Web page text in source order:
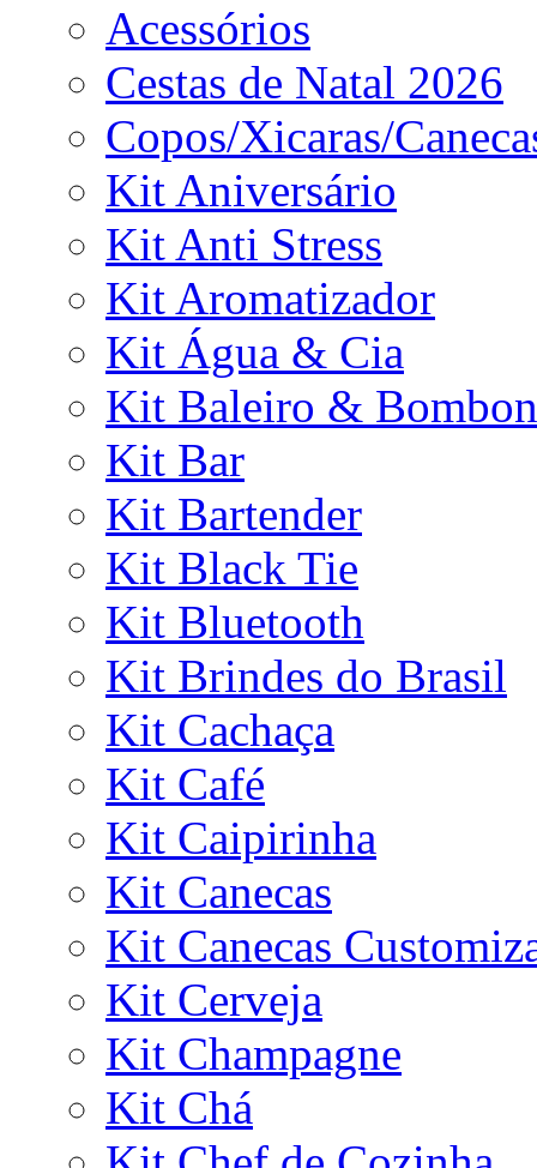
Acessórios
Cestas de Natal 2026
Copos/Xicaras/
Kit Aniversário
Kit Anti Stress
Kit Aromatizador
Kit Água & Cia
Kit Baleiro &
Kit Bar
Kit Bartender
Kit Black Tie
Kit Bluetooth
Kit Brindes do Brasil
Kit Cachaça
Kit Café
Kit Caipirinha
Kit Canecas
Kit Canecas
Kit Cerveja
Kit Champagne
Kit Chá